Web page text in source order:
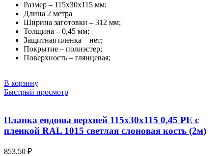
Размер – 115х30х115 мм;
Длина 2 метра
Ширина заготовки – 312 мм;
Толщина – 0,45 мм;
Защитная пленка – нет;
Покрытие – полиэстер;
Поверхность – глянцевая;
В корзину
Быстрый просмотр
Планка ендовы верхней 115х30х115 0,45 PE с
пленкой RAL 1015 светлая слоновая кость (2м)
853.50 ₽